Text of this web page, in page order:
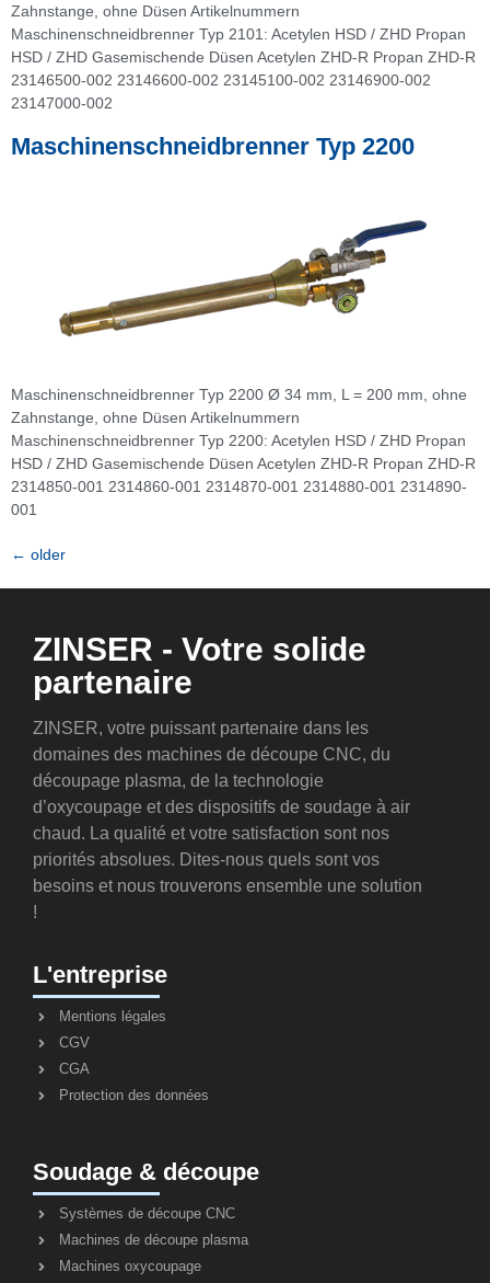
Zahnstange, ohne Düsen Artikelnummern
Maschinenschneidbrenner Typ 2101: Acetylen HSD / ZHD Propan
HSD / ZHD Gasemischende Düsen Acetylen ZHD-R Propan ZHD-R
23146500-002 23146600-002 23145100-002 23146900-002
23147000-002
Maschinenschneidbrenner Typ 2200
Maschinenschneidbrenner Typ 2200 Ø 34 mm, L = 200 mm, ohne
Zahnstange, ohne Düsen Artikelnummern
Maschinenschneidbrenner Typ 2200: Acetylen HSD / ZHD Propan
HSD / ZHD Gasemischende Düsen Acetylen ZHD-R Propan ZHD-R
2314850-001 2314860-001 2314870-001 2314880-001 2314890-
001
← older
ZINSER - Votre solide
partenaire
ZINSER, votre puissant partenaire dans les
domaines des machines de découpe CNC, du
découpage plasma, de la technologie
d’oxycoupage et des dispositifs de soudage à air
chaud. La qualité et votre satisfaction sont nos
priorités absolues. Dites-nous quels sont vos
besoins et nous trouverons ensemble une solution
!
L'entreprise
Mentions légales
CGV
CGA
Protection des données
Soudage & découpe
Systèmes de découpe CNC
Machines de découpe plasma
Machines oxycoupage